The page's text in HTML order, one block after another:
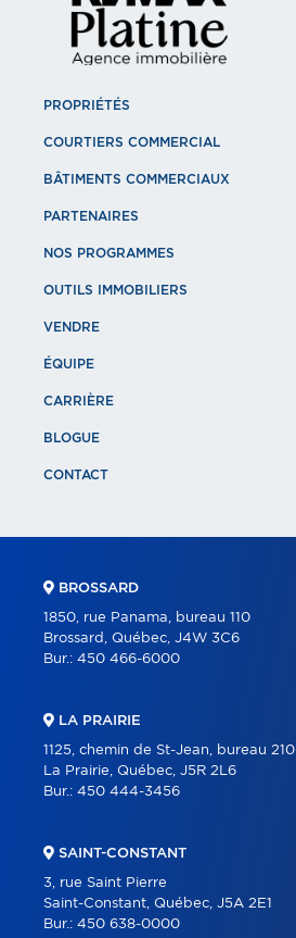
PROPRIÉTÉS
COURTIERS COMMERCIAL
BÂTIMENTS COMMERCIAUX
PARTENAIRES
NOS PROGRAMMES
OUTILS IMMOBILIERS
VENDRE
ÉQUIPE
CARRIÈRE
BLOGUE
CONTACT
BROSSARD
1850, rue Panama, bureau 110
Brossard, Québec, J4W 3C6
Bur.: 450 466-6000
LA PRAIRIE
1125, chemin de St-Jean, bureau 210
La Prairie, Québec, J5R 2L6
Bur.: 450 444-3456
SAINT-CONSTANT
3, rue Saint Pierre
Saint-Constant, Québec, J5A 2E1
Bur.: 450 638-0000